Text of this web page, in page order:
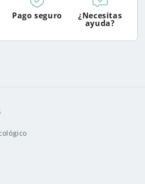
Pago seguro ¿Necesitas
ayuda?